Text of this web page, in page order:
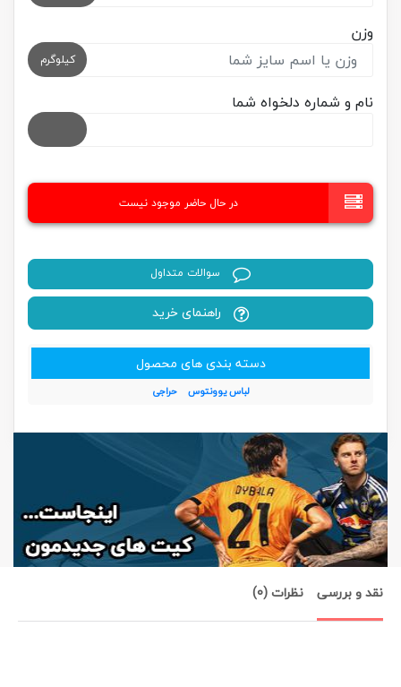
وزن
کیلوگرم
نام و شماره دلخواه شما
در حال حاضر موجود نیست
سوالات متداول
راهنمای خرید
دسته بندی های محصول
لباس یوونتوس حراجی
نقد و بررسی نظرات (0)